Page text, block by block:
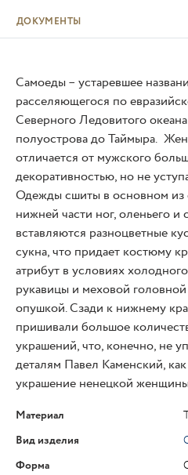
ДОКУМЕНТЫ
Самоеды – устаревшее
расселяющегося по
Северного Ледовитого
полуострова до Таймыра.
отличается от мужского
декоративностью, но не
Одежды сшиты в основном из
нижней части ног, оленьего и
вставляются разноцветные
сукна, что придает костюму
атрибут в условиях
рукавицы и меховой
опушкой. Сзади к нижнему
пришивали большое
украшений, что, конечно, не
деталям Павел Каменский,
украшение ненецкой
Материал
Вид изделия
Форма